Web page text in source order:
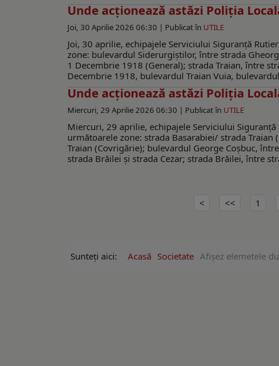
Unde acționează astăzi Poliția
Joi, 30 Aprilie 2026 06:30 | Publicat în UTILE
Joi, 30 aprilie, echipajele Serviciului Siguranță
zone: bulevardul Siderurgiștilor, între strada
1 Decembrie 1918 (General); strada Traian, între
Decembrie 1918, bulevardul Traian Vuia,
Unde acționează astăzi Poliția
Miercuri, 29 Aprilie 2026 06:30 | Publicat în UTILE
Miercuri, 29 aprilie, echipajele Serviciului
următoarele zone: strada Basarabiei/ strada Traian
Traian (Covrigărie); bulevardul George Coșbuc,
strada Brăilei și strada Cezar; strada Brăilei, între
1
Sunteți aici: Acasă Societate Afişez elemetele